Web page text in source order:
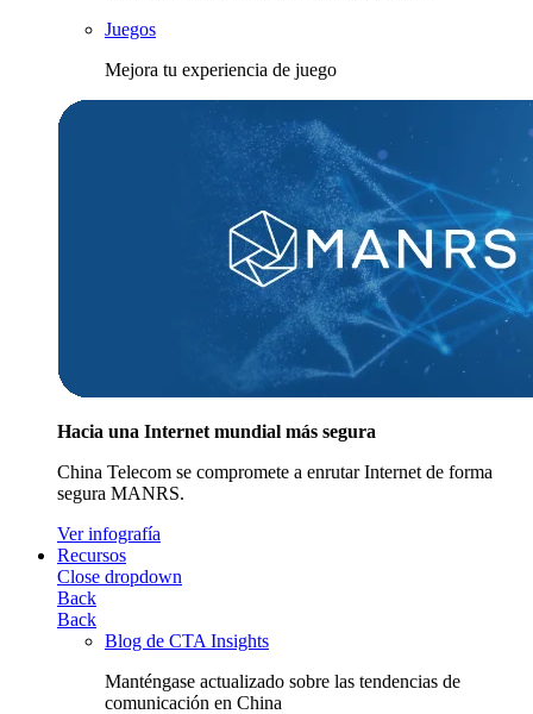
Juegos
Mejora tu experiencia de juego
Hacia una Internet mundial más segura
China Telecom se compromete a enrutar Internet de forma
segura MANRS.
Ver infografía
Recursos
Close dropdown
Back
Back
Blog de CTA Insights
Manténgase actualizado sobre las tendencias de
comunicación en China